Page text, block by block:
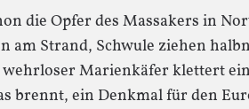
die Opfer des Massakers in
am Strand, Schwule ziehen
Marienkäfer klettert
brennt, ein Denkmal für den